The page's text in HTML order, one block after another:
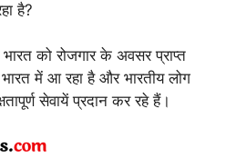
है?
को रोजगार के अवसर प्राप्त
में आ रहा है और भारतीय लोग
सेवायें प्रदान कर रहे हैं।